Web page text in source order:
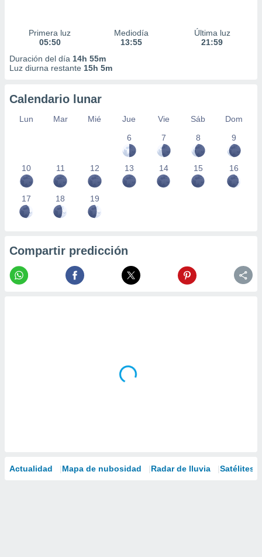
Primera luz
05:50
Mediodía
13:55
Última luz
21:59
Duración del día 14h 55m
Luz diurna restante 15h 5m
Calendario lunar
Lun Mar Mié Jue Vie Sáb
Dom
6
7 8 9
10 11 12 13 14 15 16
17 18 19
Compartir predicción
Actualidad Mapa de nubosidad Radar de lluvia Satélites